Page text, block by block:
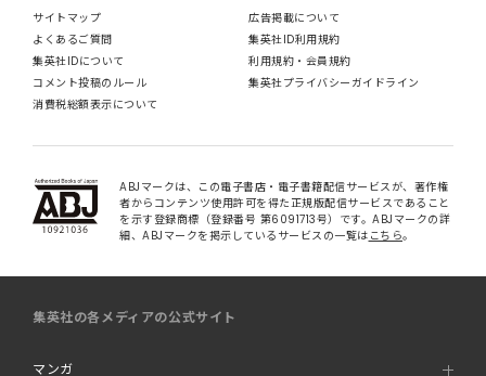
サイトマップ
広告掲載について
よくあるご質問
集英社ID利用規約
集英社IDについて
利用規約・会員規約
コメント投稿のルール
集英社プライバシーガイドライン
消費税総額表示について
ABJマークは、この電子書店・電子書籍配信サービスが、著作権
者からコンテンツ使用許可を得た正規版配信サービスであること
を示す登録商標（登録番号 第6091713号）です。ABJマークの詳
細、ABJマークを掲示しているサービスの一覧は こちら。
集英社の各メディアの公式サイト
マンガ